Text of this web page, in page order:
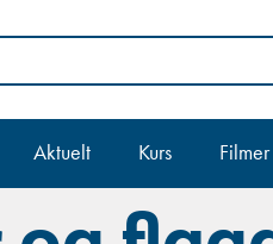
Aktuelt Kurs Filmer